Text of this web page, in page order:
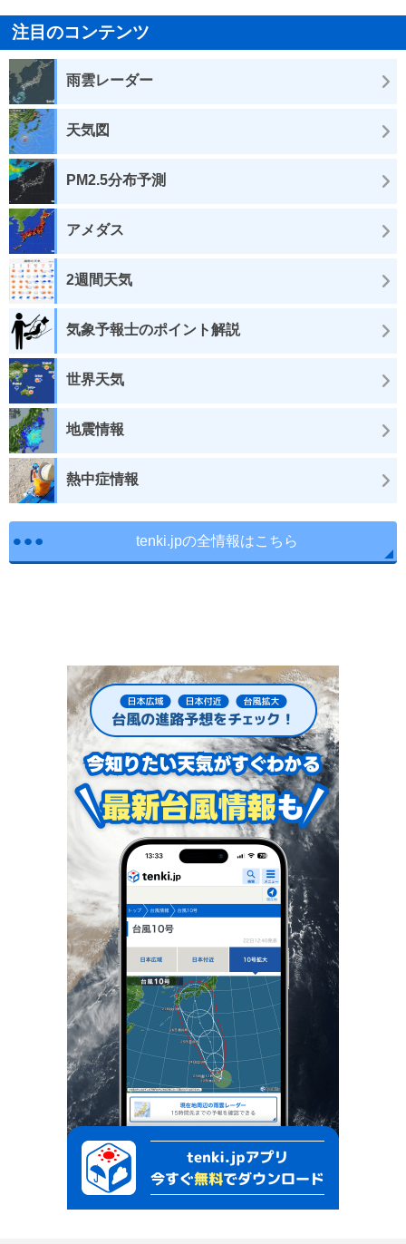
注目のコンテンツ
雨雲レーダー
天気図
PM2.5分布予測
アメダス
2週間天気
気象予報士のポイント解説
世界天気
地震情報
熱中症情報
tenki.jpの全情報はこちら